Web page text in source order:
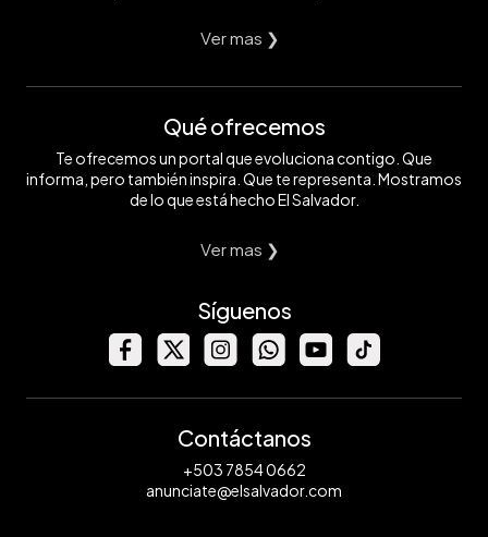
Ver mas ❯
Qué ofrecemos
Te ofrecemos un portal que evoluciona contigo. Que
informa, pero también inspira. Que te representa. Mostramos
de lo que está hecho El Salvador.
Ver mas ❯
Síguenos
Contáctanos
+503 7854 0662
anunciate@elsalvador.com